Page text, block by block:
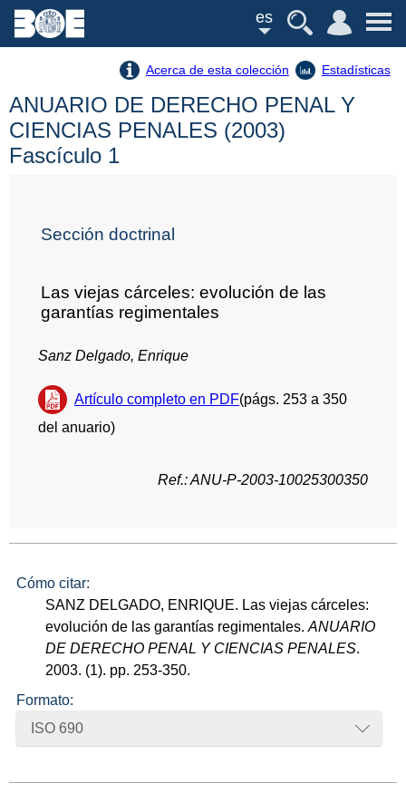
es
Acerca de esta colección Estadísticas
ANUARIO DE DERECHO PENAL Y
CIENCIAS PENALES (2003)
Fascículo 1
Sección doctrinal
Las viejas cárceles: evolución de las
garantías regimentales
Sanz Delgado, Enrique
Artículo completo en PDF(págs. 253 a 350
del anuario)
Ref.: ANU-P-2003-10025300350
Cómo citar:
SANZ DELGADO, ENRIQUE. Las viejas cárceles:
evolución de las garantías regimentales.ANUARIO
DE DERECHO PENAL Y CIENCIAS PENALES.
2003. (1). pp. 253-350.
Formato:
ISO 690